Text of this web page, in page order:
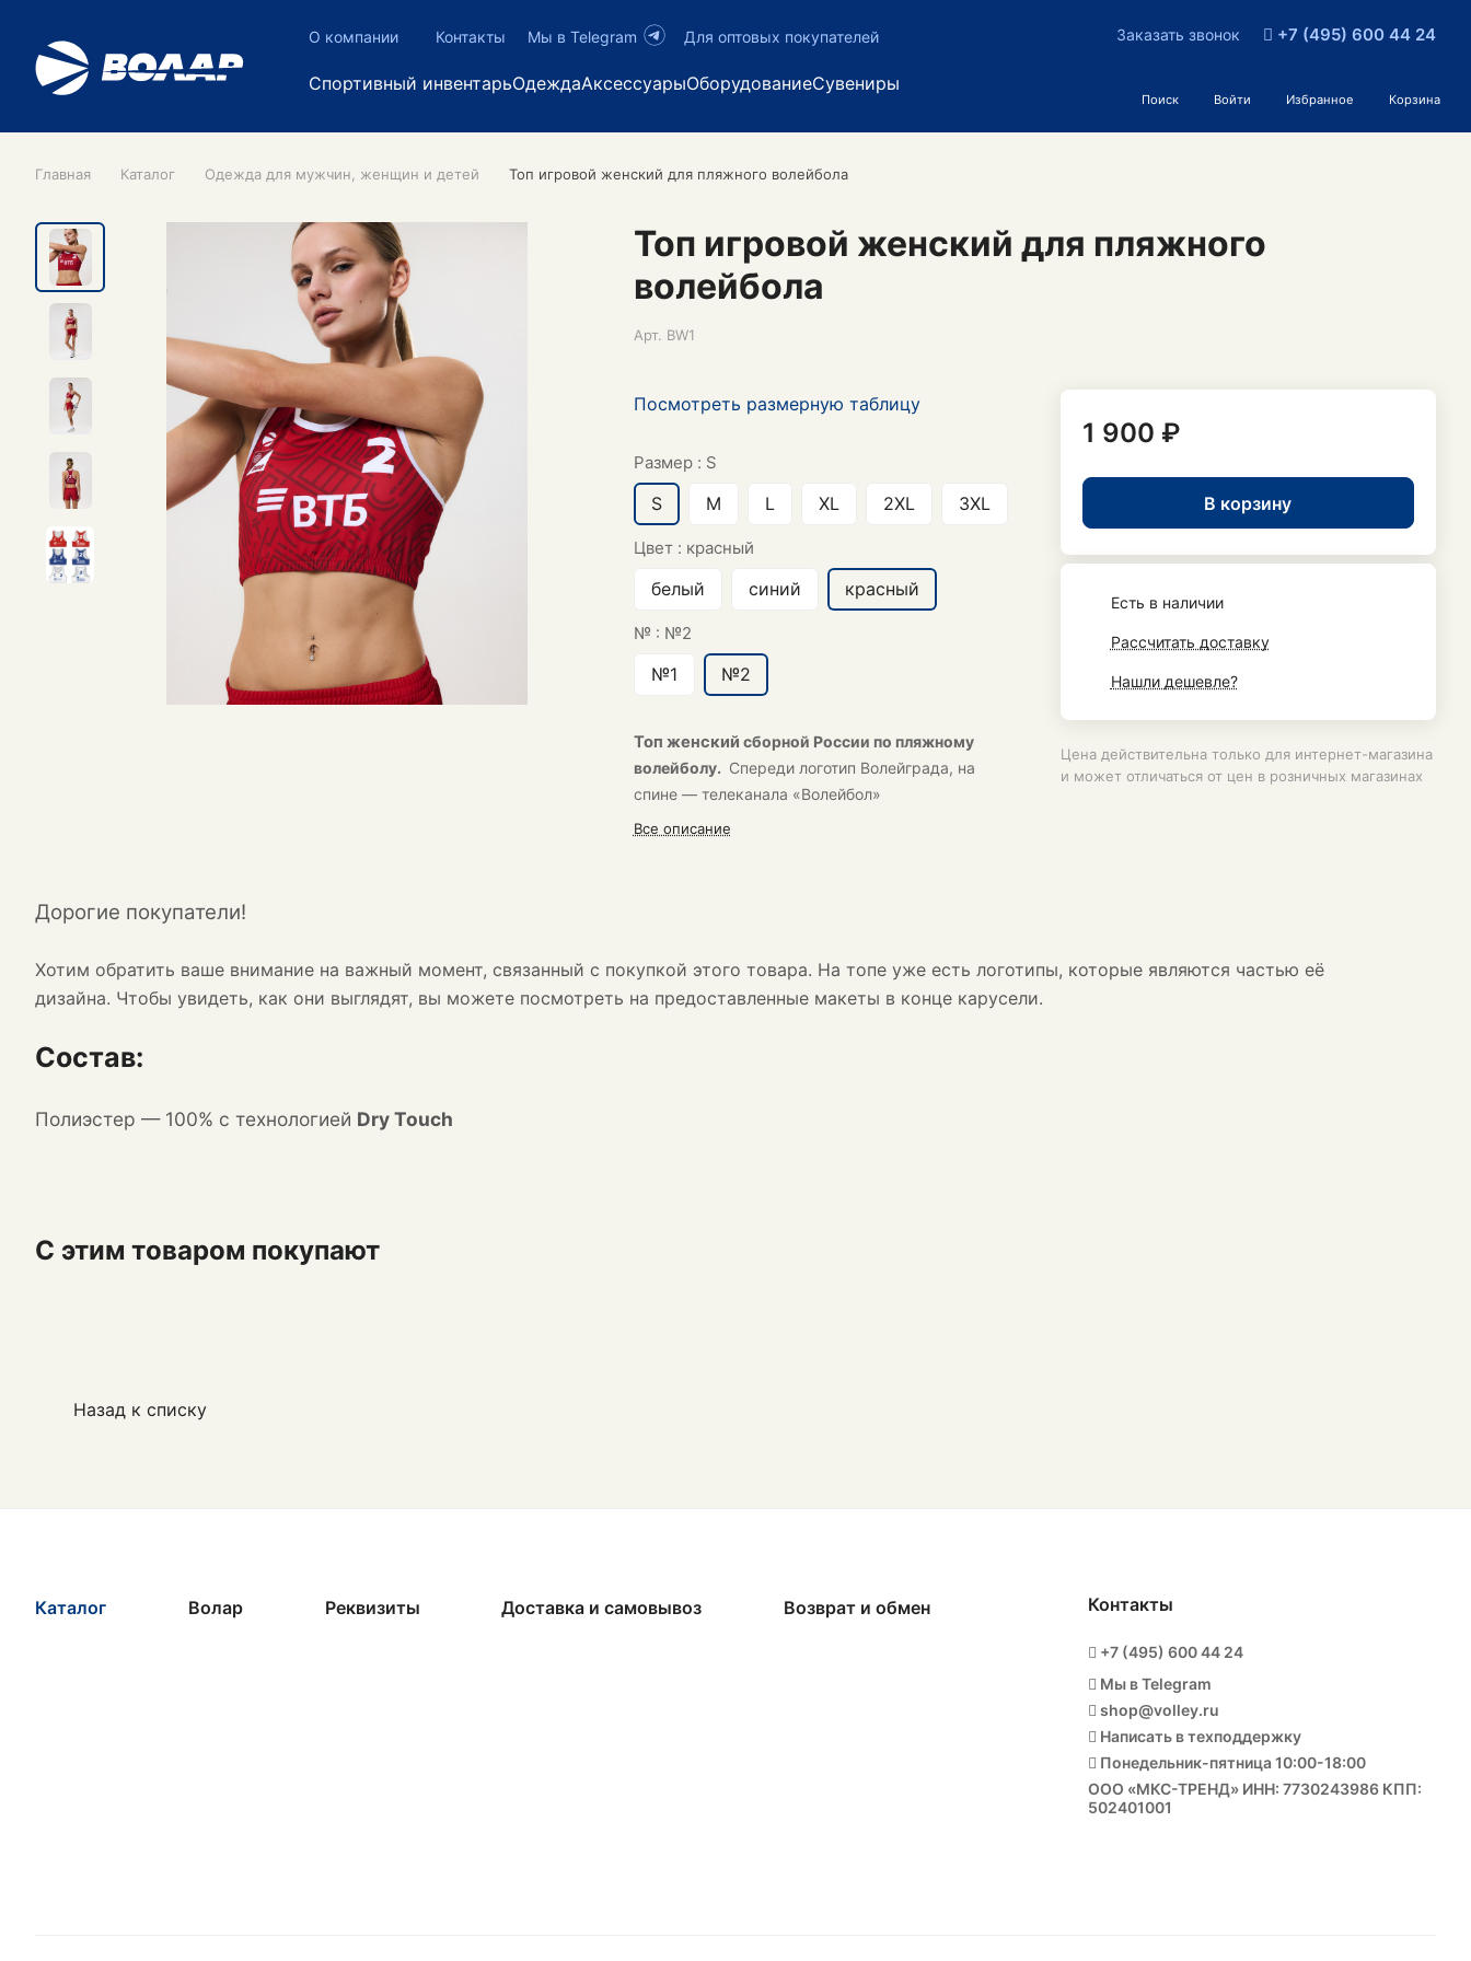
О компании Контакты Мы в Telegram Для оптовых покупателей
Спортивный инвентарьОдеждаАксессуарыОборудованиеСувениры
Заказать звонок +7 (495) 600 44 24
Поиск Войти Избранное Корзина
Главная Каталог Одежда для мужчин, женщин и детей Топ игровой женский для пляжного волейбола
Топ игровой женский для пляжного
волейбола
Арт. BW1
Посмотреть размерную таблицу
Размер : S
S M L XL 2XL 3XL
Цвет : красный
белый синий красный
№ : №2
№1 №2
Топ женский сборной России по пляжному
волейболу. Спереди логотип Волейграда, на
спине — телеканала «Волейбол»
Все описание
1 900 ₽
В корзину
Есть в наличии
Рассчитать доставку
Нашли дешевле?
Цена действительна только для интернет-магазина
и может отличаться от цен в розничных магазинах
Дорогие покупатели!
Хотим обратить ваше внимание на важный момент, связанный с покупкой этого товара. На топе уже есть логотипы, которые являются частью её
дизайна. Чтобы увидеть, как они выглядят, вы можете посмотреть на предоставленные макеты в конце карусели.
Состав:
Полиэстер — 100% с технологией Dry Touch
С этим товаром покупают
Назад к списку
Каталог Волар Реквизиты Доставка и самовывоз Возврат и обмен Контакты
+7 (495) 600 44 24
Мы в Telegram
shop@volley.ru
Написать в техподдержку
Понедельник-пятница 10:00-18:00
ООО «МКС-ТРЕНД» ИНН: 7730243986 КПП:
502401001